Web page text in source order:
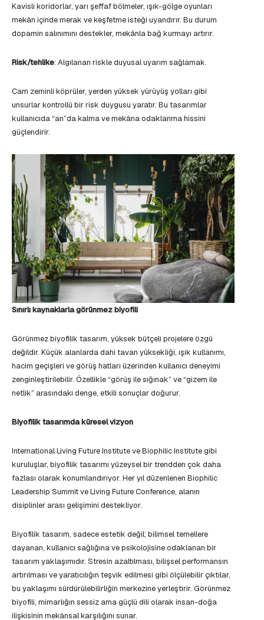
Kavisli koridorlar, yarı şeffaf bölmeler, ışık-gölge oyunları
mekân içinde merak ve keşfetme isteği uyandırır. Bu durum
dopamin salınımını destekler, mekânla bağ kurmayı artırır.
Risk/tehlike: Algılanan riskle duyusal uyarım sağlamak.
Cam zeminli köprüler, yerden yüksek yürüyüş yolları gibi
unsurlar kontrollü bir risk duygusu yaratır. Bu tasarımlar
kullanıcıda “an”da kalma ve mekâna odaklanma hissini
güçlendirir.
Sınırlı kaynaklarla görünmez biyofili
Görünmez biyofilik tasarım, yüksek bütçeli projelere özgü
değildir. Küçük alanlarda dahi tavan yüksekliği, ışık kullanımı,
hacim geçişleri ve görüş hatları üzerinden kullanıcı deneyimi
zenginleştirilebilir. Özellikle “görüş ile sığınak” ve “gizem ile
netlik” arasındaki denge, etkili sonuçlar doğurur.
Biyofilik tasarımda küresel vizyon
International Living Future Institute ve Biophilic Institute gibi
kuruluşlar, biyofilik tasarımı yüzeysel bir trendden çok daha
fazlası olarak konumlandırıyor. Her yıl düzenlenen Biophilic
Leadership Summit ve Living Future Conference, alanın
disiplinler arası gelişimini destekliyor.
Biyofilik tasarım, sadece estetik değil; bilimsel temellere
dayanan, kullanıcı sağlığına ve psikolojisine odaklanan bir
tasarım yaklaşımıdır. Stresin azaltılması, bilişsel performansın
artırılması ve yaratıcılığın teşvik edilmesi gibi ölçülebilir çıktılar,
bu yaklaşımı sürdürülebilirliğin merkezine yerleştirir. Görünmez
biyofili, mimarlığın sessiz ama güçlü dili olarak insan-doğa
ilişkisinin mekânsal karşılığını sunar.